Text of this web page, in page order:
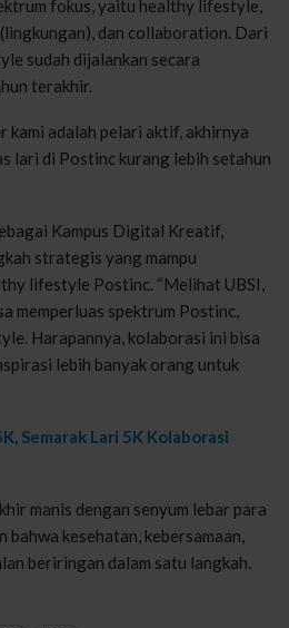
fokus, yaitu healthy lifestyle,
dan collaboration. Dari
sudah dijalankan secara
terakhir.
kami adalah pelari aktif, akhirnya
lari di Postinc kurang lebih setahun
Kampus Digital Kreatif,
strategis yang mampu
lifestyle Postinc. “Melihat UBSI,
memperluas spektrum Postinc,
Harapannya, kolaborasi ini bisa
lebih banyak orang untuk
Semarak Lari 5K Kolaborasi
manis dengan senyum lebar para
bahwa kesehatan, kebersamaan,
beriringan dalam satu langkah.